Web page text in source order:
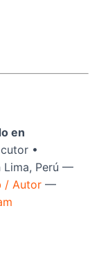
en
•
Lima, Perú —
/ Autor —